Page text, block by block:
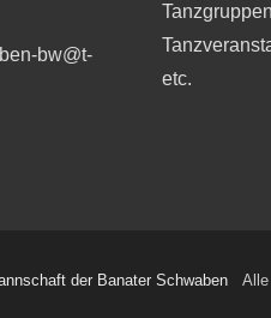
bw@t-
etc.
der Banater Schwaben Alle